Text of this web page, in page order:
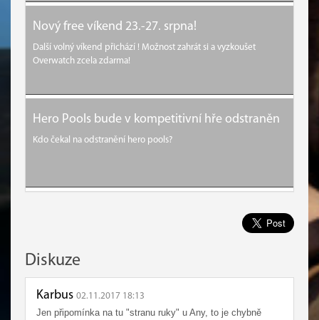
Nový free víkend 23.-27. srpna!
Další volný víkend přichází ! Možnost zahrát si a vyzkoušet
Overwatch zcela zdarma!
Hero Pools bude v kompetitivní hře odstraněn
Kdo čekal na odstranění hero pools?
Diskuze
Karbus 02.11.2017 18:13
Jen připomínka na tu "stranu ruky" u Any, to je chybně